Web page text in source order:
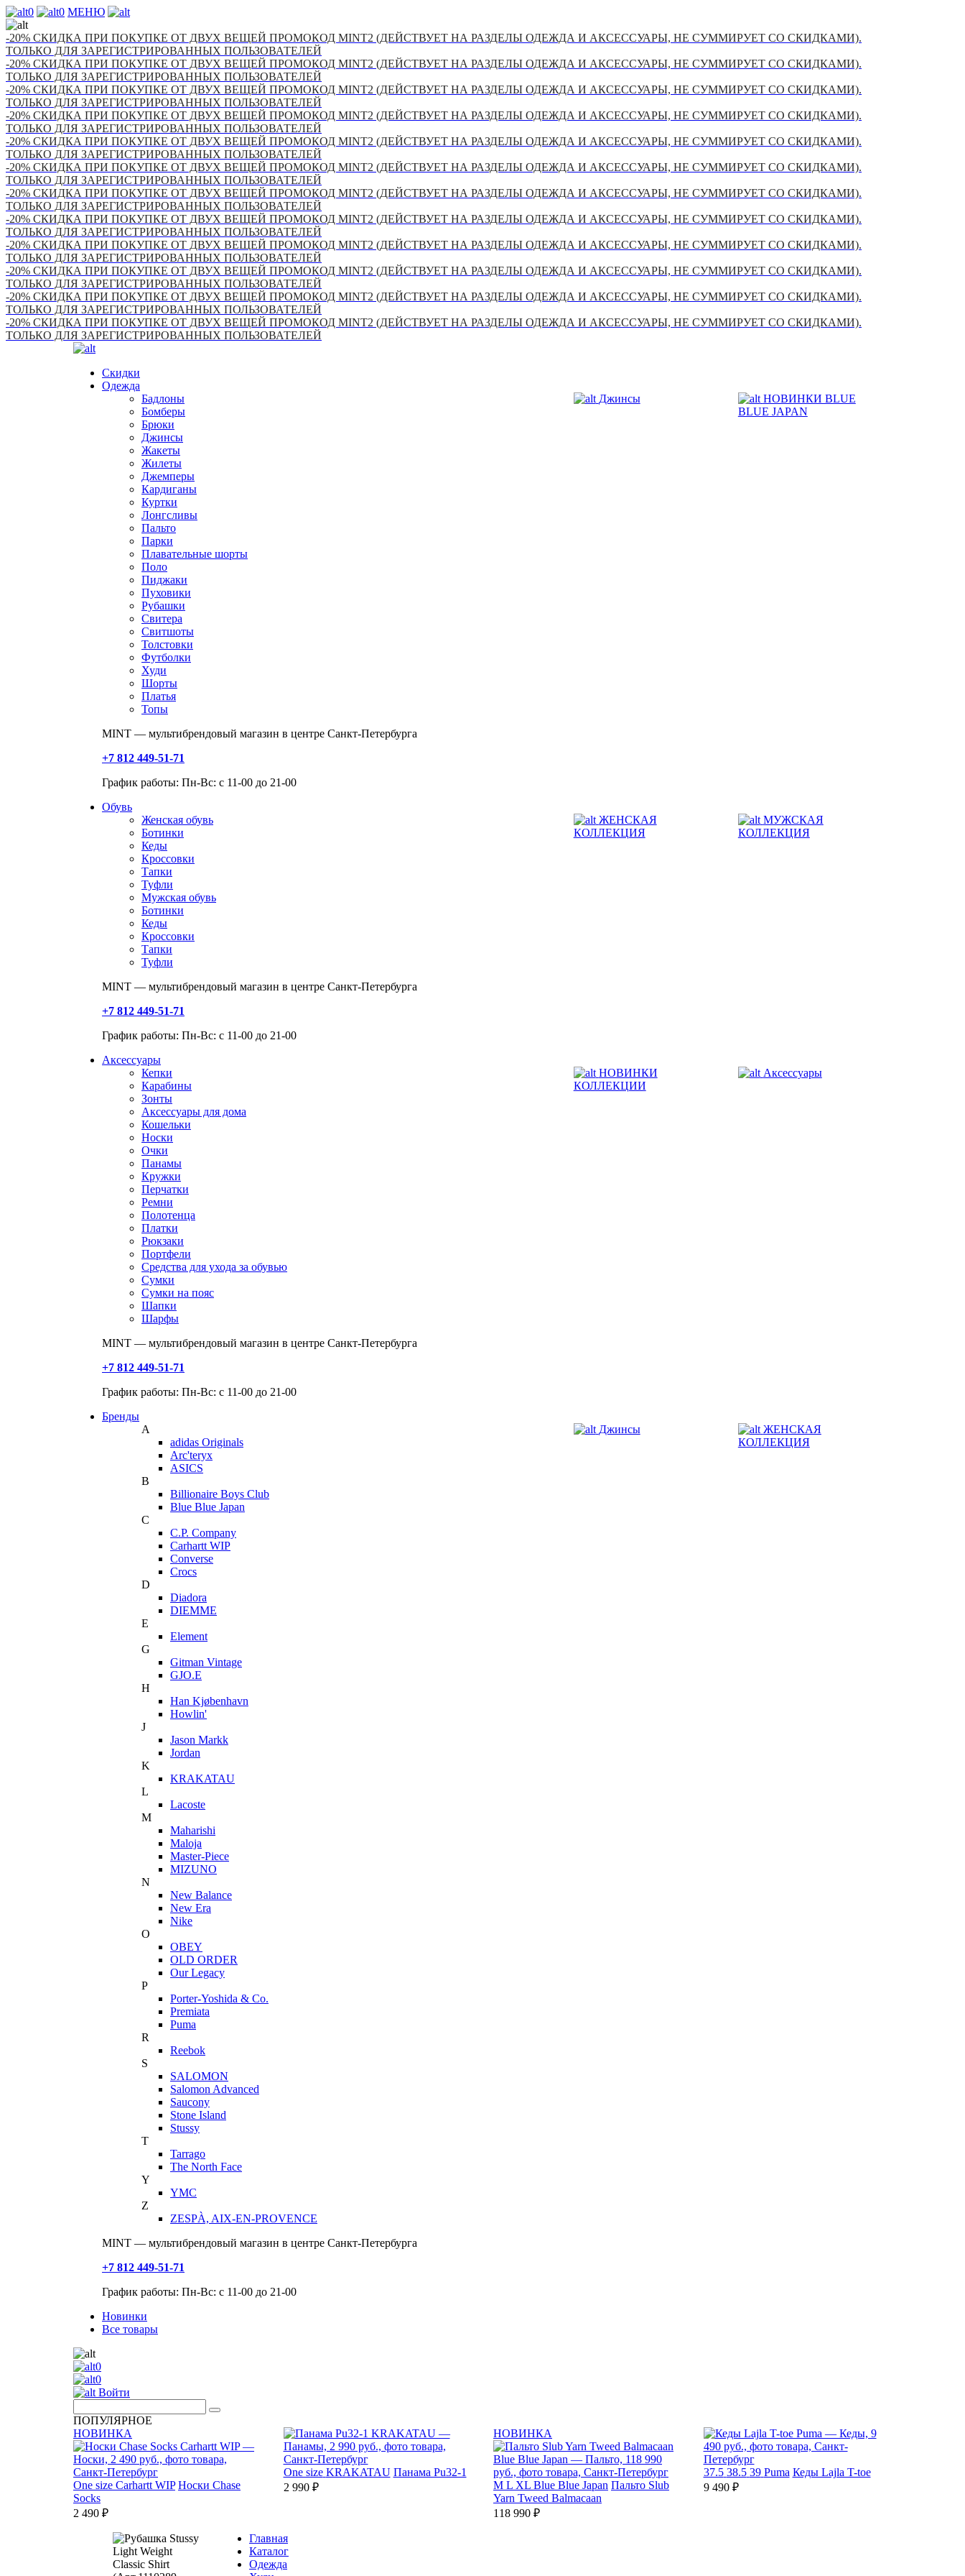
0 0 МЕНЮ
-20% СКИДКА ПРИ ПОКУПКЕ ОТ ДВУХ ВЕЩЕЙ ПРОМОКОД MINT2 (ДЕЙСТВУЕТ НА РАЗДЕЛЫ ОДЕЖДА И АКСЕССУАРЫ, НЕ СУММИРУЕТ СО СКИДКАМИ).
ТОЛЬКО ДЛЯ ЗАРЕГИСТРИРОВАННЫХ ПОЛЬЗОВАТЕЛЕЙ
-20% СКИДКА ПРИ ПОКУПКЕ ОТ ДВУХ ВЕЩЕЙ ПРОМОКОД MINT2 (ДЕЙСТВУЕТ НА РАЗДЕЛЫ ОДЕЖДА И АКСЕССУАРЫ, НЕ СУММИРУЕТ СО СКИДКАМИ).
ТОЛЬКО ДЛЯ ЗАРЕГИСТРИРОВАННЫХ ПОЛЬЗОВАТЕЛЕЙ
-20% СКИДКА ПРИ ПОКУПКЕ ОТ ДВУХ ВЕЩЕЙ ПРОМОКОД MINT2 (ДЕЙСТВУЕТ НА РАЗДЕЛЫ ОДЕЖДА И АКСЕССУАРЫ, НЕ СУММИРУЕТ СО СКИДКАМИ).
ТОЛЬКО ДЛЯ ЗАРЕГИСТРИРОВАННЫХ ПОЛЬЗОВАТЕЛЕЙ
-20% СКИДКА ПРИ ПОКУПКЕ ОТ ДВУХ ВЕЩЕЙ ПРОМОКОД MINT2 (ДЕЙСТВУЕТ НА РАЗДЕЛЫ ОДЕЖДА И АКСЕССУАРЫ, НЕ СУММИРУЕТ СО СКИДКАМИ).
ТОЛЬКО ДЛЯ ЗАРЕГИСТРИРОВАННЫХ ПОЛЬЗОВАТЕЛЕЙ
-20% СКИДКА ПРИ ПОКУПКЕ ОТ ДВУХ ВЕЩЕЙ ПРОМОКОД MINT2 (ДЕЙСТВУЕТ НА РАЗДЕЛЫ ОДЕЖДА И АКСЕССУАРЫ, НЕ СУММИРУЕТ СО СКИДКАМИ).
ТОЛЬКО ДЛЯ ЗАРЕГИСТРИРОВАННЫХ ПОЛЬЗОВАТЕЛЕЙ
-20% СКИДКА ПРИ ПОКУПКЕ ОТ ДВУХ ВЕЩЕЙ ПРОМОКОД MINT2 (ДЕЙСТВУЕТ НА РАЗДЕЛЫ ОДЕЖДА И АКСЕССУАРЫ, НЕ СУММИРУЕТ СО СКИДКАМИ).
ТОЛЬКО ДЛЯ ЗАРЕГИСТРИРОВАННЫХ ПОЛЬЗОВАТЕЛЕЙ
-20% СКИДКА ПРИ ПОКУПКЕ ОТ ДВУХ ВЕЩЕЙ ПРОМОКОД MINT2 (ДЕЙСТВУЕТ НА РАЗДЕЛЫ ОДЕЖДА И АКСЕССУАРЫ, НЕ СУММИРУЕТ СО СКИДКАМИ).
ТОЛЬКО ДЛЯ ЗАРЕГИСТРИРОВАННЫХ ПОЛЬЗОВАТЕЛЕЙ
-20% СКИДКА ПРИ ПОКУПКЕ ОТ ДВУХ ВЕЩЕЙ ПРОМОКОД MINT2 (ДЕЙСТВУЕТ НА РАЗДЕЛЫ ОДЕЖДА И АКСЕССУАРЫ, НЕ СУММИРУЕТ СО СКИДКАМИ).
ТОЛЬКО ДЛЯ ЗАРЕГИСТРИРОВАННЫХ ПОЛЬЗОВАТЕЛЕЙ
-20% СКИДКА ПРИ ПОКУПКЕ ОТ ДВУХ ВЕЩЕЙ ПРОМОКОД MINT2 (ДЕЙСТВУЕТ НА РАЗДЕЛЫ ОДЕЖДА И АКСЕССУАРЫ, НЕ СУММИРУЕТ СО СКИДКАМИ).
ТОЛЬКО ДЛЯ ЗАРЕГИСТРИРОВАННЫХ ПОЛЬЗОВАТЕЛЕЙ
-20% СКИДКА ПРИ ПОКУПКЕ ОТ ДВУХ ВЕЩЕЙ ПРОМОКОД MINT2 (ДЕЙСТВУЕТ НА РАЗДЕЛЫ ОДЕЖДА И АКСЕССУАРЫ, НЕ СУММИРУЕТ СО СКИДКАМИ).
ТОЛЬКО ДЛЯ ЗАРЕГИСТРИРОВАННЫХ ПОЛЬЗОВАТЕЛЕЙ
-20% СКИДКА ПРИ ПОКУПКЕ ОТ ДВУХ ВЕЩЕЙ ПРОМОКОД MINT2 (ДЕЙСТВУЕТ НА РАЗДЕЛЫ ОДЕЖДА И АКСЕССУАРЫ, НЕ СУММИРУЕТ СО СКИДКАМИ).
ТОЛЬКО ДЛЯ ЗАРЕГИСТРИРОВАННЫХ ПОЛЬЗОВАТЕЛЕЙ
-20% СКИДКА ПРИ ПОКУПКЕ ОТ ДВУХ ВЕЩЕЙ ПРОМОКОД MINT2 (ДЕЙСТВУЕТ НА РАЗДЕЛЫ ОДЕЖДА И АКСЕССУАРЫ, НЕ СУММИРУЕТ СО СКИДКАМИ).
ТОЛЬКО ДЛЯ ЗАРЕГИСТРИРОВАННЫХ ПОЛЬЗОВАТЕЛЕЙ
Скидки
Одежда
Бадлоны
Бомберы
Брюки
Джинсы
Жакеты
Жилеты
Джемперы
Кардиганы
Куртки
Лонгсливы
Пальто
Парки
Плавательные шорты
Поло
Пиджаки
Пуховики
Рубашки
Свитера
Свитшоты
Толстовки
Футболки
Худи
Шорты
Платья
Топы
Джинсы
НОВИНКИ BLUE
BLUE JAPAN
MINT — мультибрендовый магазин в центре Санкт-Петербурга
+7 812 449-51-71
График работы: Пн-Вс: с 11-00 до 21-00
Обувь
Женская обувь
Ботинки
Кеды
Кроссовки
Тапки
Туфли
Мужская обувь
Ботинки
Кеды
Кроссовки
Тапки
Туфли
ЖЕНСКАЯ
КОЛЛЕКЦИЯ
МУЖСКАЯ
КОЛЛЕКЦИЯ
MINT — мультибрендовый магазин в центре Санкт-Петербурга
+7 812 449-51-71
График работы: Пн-Вс: с 11-00 до 21-00
Аксессуары
Кепки
Карабины
Зонты
Аксессуары для дома
Кошельки
Носки
Очки
Панамы
Кружки
Перчатки
Ремни
Полотенца
Платки
Рюкзаки
Портфели
Средства для ухода за обувью
Сумки
Сумки на пояс
Шапки
Шарфы
НОВИНКИ
КОЛЛЕКЦИИ
Аксессуары
MINT — мультибрендовый магазин в центре Санкт-Петербурга
+7 812 449-51-71
График работы: Пн-Вс: с 11-00 до 21-00
Бренды
A
adidas Originals
Arc'teryx
ASICS
B
Billionaire Boys Club
Blue Blue Japan
C
C.P. Company
Carhartt WIP
Converse
Crocs
D
Diadora
DIEMME
E
Element
G
Gitman Vintage
GJO.E
H
Han Kjøbenhavn
Howlin'
J
Jason Markk
Jordan
K
KRAKATAU
L
Lacoste
M
Maharishi
Maloja
Master-Piece
MIZUNO
N
New Balance
New Era
Nike
O
OBEY
OLD ORDER
Our Legacy
P
Porter-Yoshida & Co.
Premiata
Puma
R
Reebok
S
SALOMON
Salomon Advanced
Saucony
Stone Island
Stussy
T
Tarrago
The North Face
Y
YMC
Z
ZESPÀ, AIX-EN-PROVENCE
Джинсы
ЖЕНСКАЯ
КОЛЛЕКЦИЯ
MINT — мультибрендовый магазин в центре Санкт-Петербурга
+7 812 449-51-71
График работы: Пн-Вс: с 11-00 до 21-00
Новинки
Все товары
0
0
Войти
ПОПУЛЯРНОЕ
НОВИНКА
One size Carhartt WIP Носки Chase
Socks
2 490 ₽
One size KRAKATAU Панама Pu32-1
2 990 ₽
НОВИНКА
M L XL Blue Blue Japan Пальто Slub
Yarn Tweed Balmacaan
118 990 ₽
37.5 38.5 39 Puma Кеды Lajla T-toe
9 490 ₽
Главная
Каталог
Одежда